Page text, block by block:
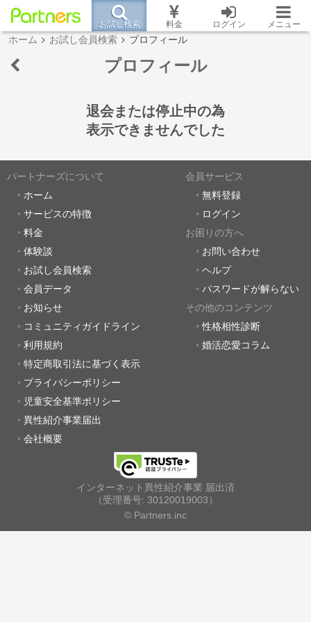
お試し検索 料金 ログイン メニュー
ホーム お試し会員検索 プロフィール
プロフィール
退会または停止中の為
表示できませんでした
パートナーズについて
ホーム
サービスの特徴
料金
体験談
お試し会員検索
会員データ
お知らせ
コミュニティガイドライン
利用規約
特定商取引法に基づく表示
プライバシーポリシー
児童安全基準ポリシー
異性紹介事業届出
会社概要
会員サービス
無料登録
ログイン
お困りの方へ
お問い合わせ
ヘルプ
パスワードが解らない
その他のコンテンツ
性格相性診断
婚活恋愛コラム
インターネット異性紹介事業 届出済
（受理番号: 30120019003）
© Partners.inc